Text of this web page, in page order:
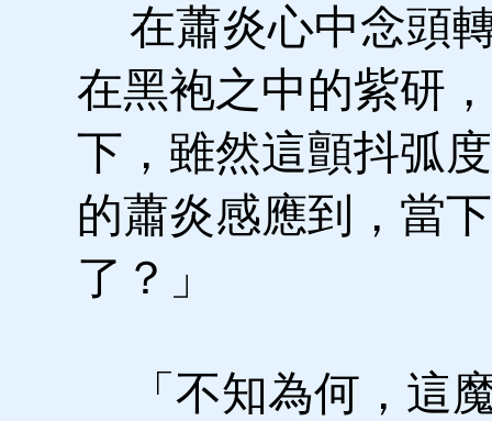
在蕭炎心中念頭
在黑袍之中的紫研
下，雖然這顫抖弧
的蕭炎感應到，當
了？」
「不知為何，這